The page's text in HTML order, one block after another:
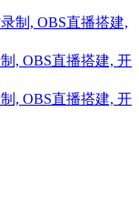
, OBS直播搭建, 开
, OBS直播搭建, 开